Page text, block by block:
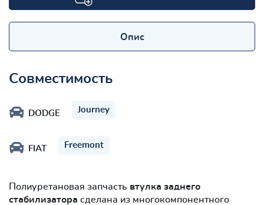
Опис
Совместимость
DODGE Journey
FIAT Freemont
Полиуретановая запчасть втулка заднего
стабилизатора сделана из многокомпонентного